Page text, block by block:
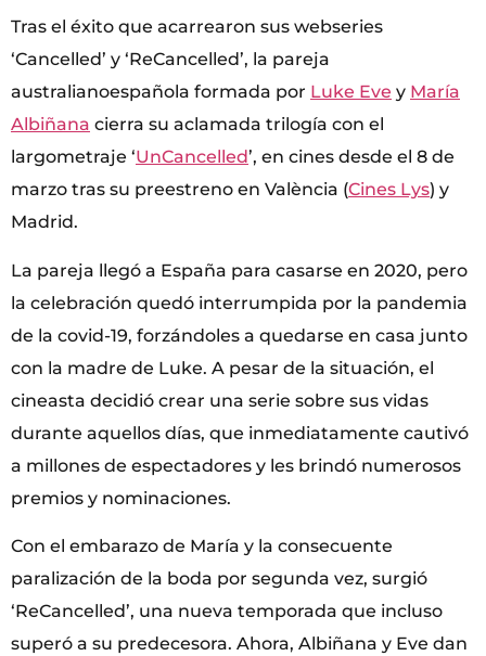
Tras el éxito que acarrearon sus webseries
‘Cancelled’ y ‘ReCancelled’, la pareja
australianoespañola formada por Luke Eve y María
Albiñana cierra su aclamada trilogía con el
largometraje ‘UnCancelled’, en cines desde el 8 de
marzo tras su preestreno en València (Cines Lys) y
Madrid.
La pareja llegó a España para casarse en 2020, pero
la celebración quedó interrumpida por la pandemia
de la covid-19, forzándoles a quedarse en casa junto
con la madre de Luke. A pesar de la situación, el
cineasta decidió crear una serie sobre sus vidas
durante aquellos días, que inmediatamente cautivó
a millones de espectadores y les brindó numerosos
premios y nominaciones.
Con el embarazo de María y la consecuente
paralización de la boda por segunda vez, surgió
‘ReCancelled’, una nueva temporada que incluso
superó a su predecesora. Ahora, Albiñana y Eve dan